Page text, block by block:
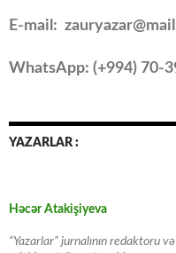
E-mail:
WhatsApp: (+994) 70-
YAZARLAR :
Həcər Atakişiyeva
“Yazarlar” jurnalının redaktoru və